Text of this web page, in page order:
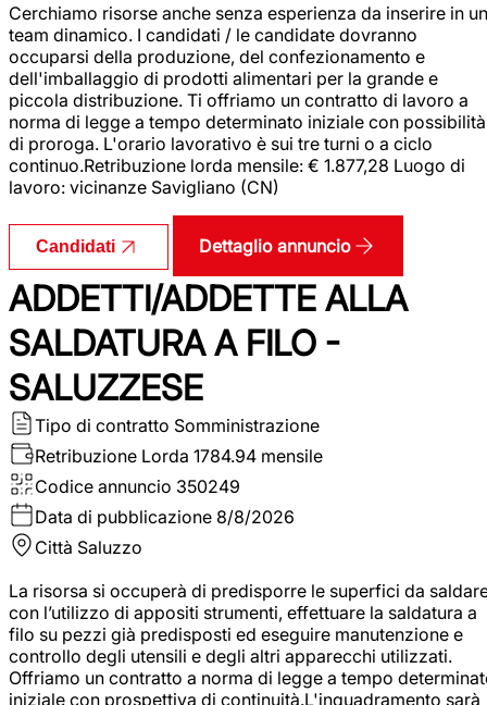
Cerchiamo risorse anche senza esperienza da inserire in un
team dinamico. I candidati / le candidate dovranno
occuparsi della produzione, del confezionamento e
dell'imballaggio di prodotti alimentari per la grande e
piccola distribuzione. Ti offriamo un contratto di lavoro a
norma di legge a tempo determinato iniziale con possibilità
di proroga. L'orario lavorativo è sui tre turni o a ciclo
continuo.Retribuzione lorda mensile: € 1.877,28 Luogo di
lavoro: vicinanze Savigliano (CN)
Candidati Dettaglio annuncio
ADDETTI/ADDETTE ALLA
SALDATURA A FILO -
SALUZZESE
Tipo di contratto Somministrazione
Retribuzione Lorda 1784.94 mensile
Codice annuncio 350249
Data di pubblicazione 8/8/2026
Città Saluzzo
La risorsa si occuperà di predisporre le superfici da
con l’utilizzo di appositi strumenti, effettuare la saldatura a
filo su pezzi già predisposti ed eseguire manutenzione e
controllo degli utensili e degli altri apparecchi utilizzati.
Offriamo un contratto a norma di legge a tempo
iniziale con prospettiva di continuità.L'inquadramento sarà